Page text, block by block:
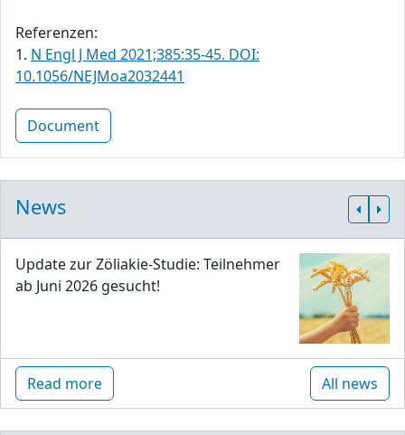
Referenzen:
1. N Engl J Med 2021;385:35-45. DOI:
10.1056/NEJMoa2032441
Document
News
Update zur Zöliakie-Studie: Teilnehmer
ab Juni 2026 gesucht!
Read more All news